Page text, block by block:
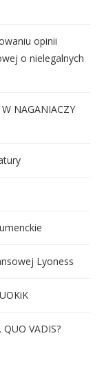
opinii
o nielegalnych
NAGANIACZY
Lyoness
QUO VADIS?